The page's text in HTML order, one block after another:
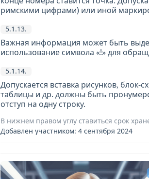
римскими цифрами) или иной
5.1.13.
Важная информация может быть
использование символа «!» для
5.1.14.
Допускается вставка рисунков, блок-
таблицы и др. должны быть
отступ на одну строку.
В нижнем правом углу ставиться срок
Добавлен участником: 4 сентября 2024